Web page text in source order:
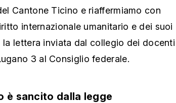
Cantone Ticino e riaffermiamo con
internazionale umanitario e dei suoi
la lettera inviata dal collegio dei docenti
3 al Consiglio federale.
è sancito dalla legge